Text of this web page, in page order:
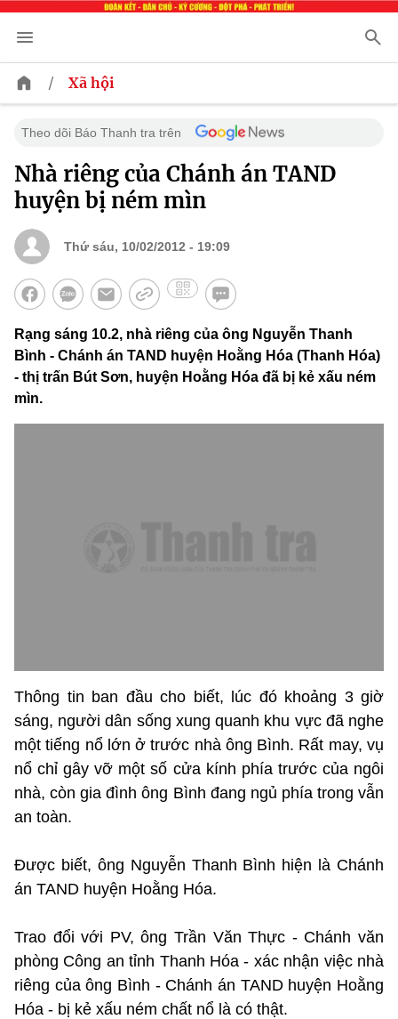
/ Xã hội
Theo dõi Báo Thanh tra trên
Nhà riêng của Chánh án TAND
huyện bị ném mìn
Thứ sáu, 10/02/2012 - 19:09
Rạng sáng 10.2, nhà riêng của ông Nguyễn Thanh
Bình - Chánh án TAND huyện Hoằng Hóa (Thanh Hóa)
- thị trấn Bút Sơn, huyện Hoằng Hóa đã bị kẻ xấu ném
mìn.
Thông tin ban đầu cho biết, lúc đó khoảng 3 giờ
sáng, người dân sống xung quanh khu vực đã nghe
một tiếng nổ lớn ở trước nhà ông Bình. Rất may, vụ
nổ chỉ gây vỡ một số cửa kính phía trước của ngôi
nhà, còn gia đình ông Bình đang ngủ phía trong vẫn
an toàn.
Được biết, ông Nguyễn Thanh Bình hiện là Chánh
án TAND huyện Hoằng Hóa.
Trao đổi với PV, ông Trần Văn Thực - Chánh văn
phòng Công an tỉnh Thanh Hóa - xác nhận việc nhà
riêng của ông Bình - Chánh án TAND huyện Hoằng
Hóa - bị kẻ xấu ném chất nổ là có thật.